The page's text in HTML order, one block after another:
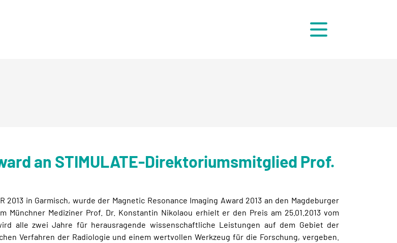
Menü
an STIMULATE-Direktoriumsmitglied Prof.
in Garmisch, wurde der Magnetic Resonance Imaging Award 2013 an den Magdeburger
Münchner Mediziner Prof. Dr. Konstantin Nikolaou erhielt er den Preis am 25.01.2013 vom
alle zwei Jahre für herausragende wissenschaftliche Leistungen auf dem Gebiet der
Verfahren der Radiologie und einem wertvollen Werkzeug für die Forschung, vergeben.